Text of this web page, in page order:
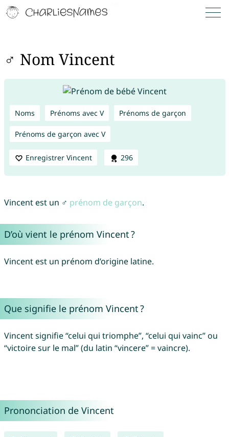
♂ Nom Vincent
Noms Prénoms avec V Prénoms de garçon
Prénoms de garçon avec V
Enregistrer Vincent 296
Vincent est un ♂ prénom de garçon.
D’où vient le prénom Vincent ?
Vincent est un prénom d’origine latine.
Que signifie le prénom Vincent ?
Vincent signifie “celui qui triomphe”, “celui qui vainc” ou
“victoire sur le mal” (du latin “vincere” = vaincre).
Prononciation de Vincent